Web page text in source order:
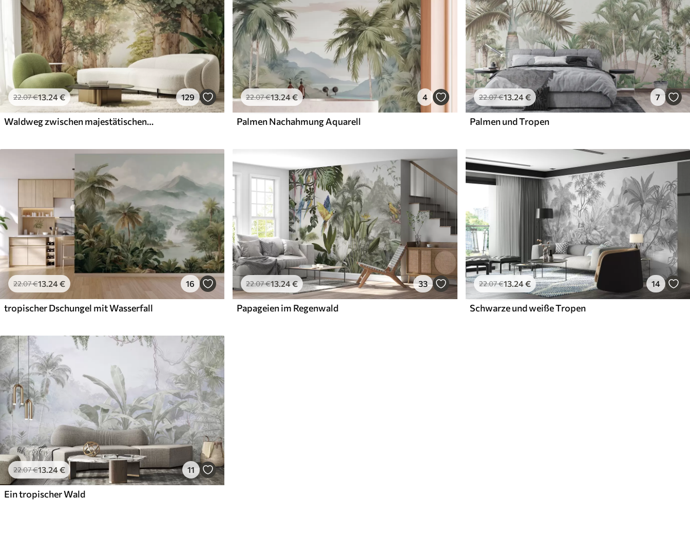
22.07€13.24€ 129
Waldweg zwischen majestätischen Bäumen im Aquarellstil
22.07€13.24€ 4
Palmen Nachahmung Aquarell
22.07€13.24€ 7
Palmen und Tropen
22.07€13 .24€ 16
tropischer Dschungel mit Wasserfall
22.07€13 .24€ 33
Papageien im Regenwald
22.07€13.24€ 14
Schwarze und weiße Tropen
22.07€13.24€ 11
Ein tropischer Wald